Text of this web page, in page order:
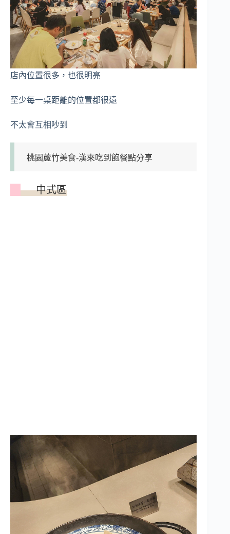
店內位置很多，也很明亮
至少每一桌距離的位置都很遠
不太會互相吵到
桃園蘆竹美食-漢來吃到飽餐點分享
中式區